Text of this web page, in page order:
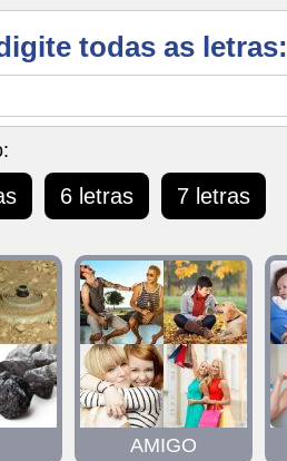
todas as letras:
6 letras 7 letras
AMIGO